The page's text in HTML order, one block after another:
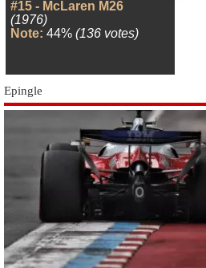
#15 - McLaren M26
(1976)
Note: 44% (136 votes)
Epingle